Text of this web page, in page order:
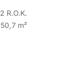
2 R.O.K.
50,7 m²